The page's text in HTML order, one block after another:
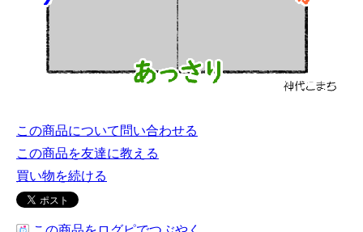
この商品について問い合わせる
この商品を友達に教える
買い物を続ける